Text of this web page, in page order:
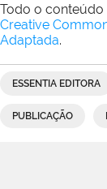
Todo o conteúdo
Creative
Adaptada.
ESSENTIA EDITORA
PUBLICAÇÃO